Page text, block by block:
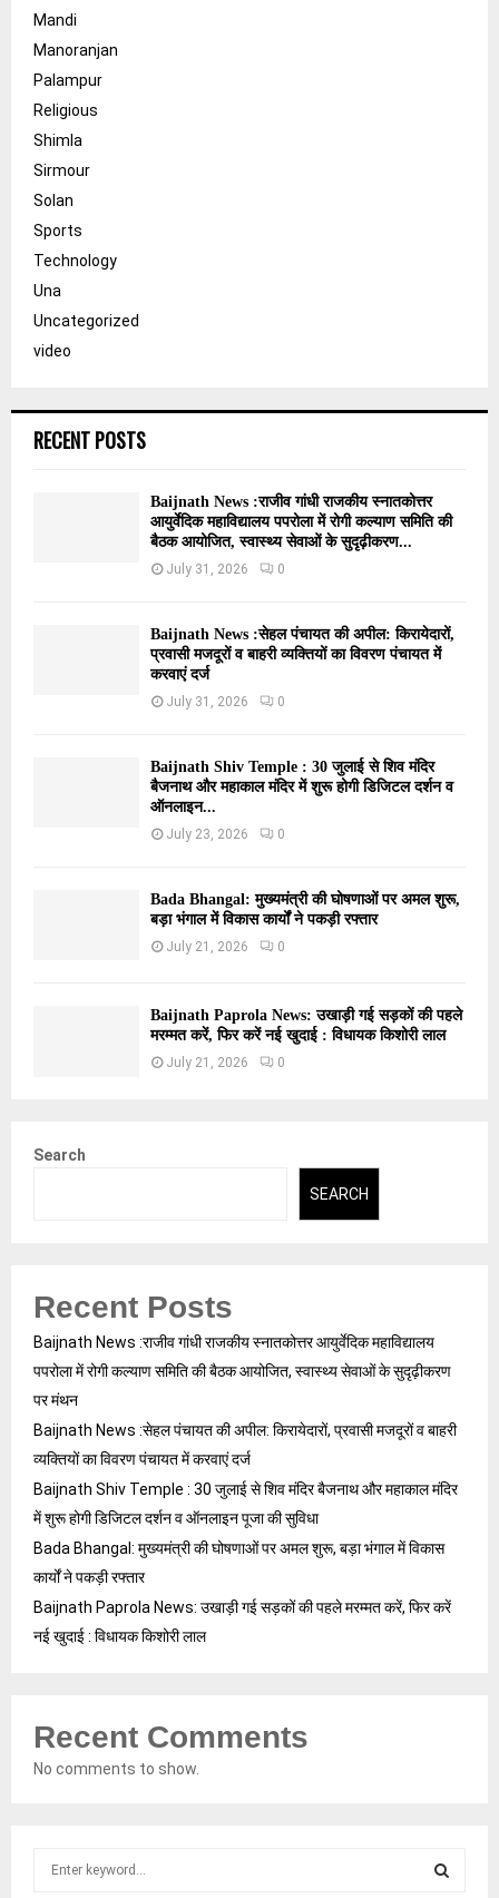
Mandi
Manoranjan
Palampur
Religious
Shimla
Sirmour
Solan
Sports
Technology
Una
Uncategorized
video
RECENT POSTS
Baijnath News :राजीव गांधी राजकीय स्नातकोत्तर
आयुर्वेदिक महाविद्यालय पपरोला में रोगी कल्याण समिति की
बैठक आयोजित, स्वास्थ्य सेवाओं के सुदृढ़ीकरण...
July 31, 2026 0
Baijnath News :सेहल पंचायत की अपील: किरायेदारों,
प्रवासी मजदूरों व बाहरी व्यक्तियों का विवरण पंचायत में
करवाएं दर्ज
July 31, 2026 0
Baijnath Shiv Temple : 30 जुलाई से शिव मंदिर
बैजनाथ और महाकाल मंदिर में शुरू होगी डिजिटल दर्शन व
ऑनलाइन...
July 23, 2026 0
Bada Bhangal: मुख्यमंत्री की घोषणाओं पर अमल शुरू,
बड़ा भंगाल में विकास कार्यों ने पकड़ी रफ्तार
July 21, 2026 0
Baijnath Paprola News: उखाड़ी गई सड़कों की पहले
मरम्मत करें, फिर करें नई खुदाई : विधायक किशोरी लाल
July 21, 2026 0
Search
SEARCH
Recent Posts
Baijnath News :राजीव गांधी राजकीय स्नातकोत्तर आयुर्वेदिक महाविद्यालय
पपरोला में रोगी कल्याण समिति की बैठक आयोजित, स्वास्थ्य सेवाओं के सुदृढ़ीकरण
पर मंथन
Baijnath News :सेहल पंचायत की अपील: किरायेदारों, प्रवासी मजदूरों व बाहरी
व्यक्तियों का विवरण पंचायत में करवाएं दर्ज
Baijnath Shiv Temple : 30 जुलाई से शिव मंदिर बैजनाथ और महाकाल मंदिर
में शुरू होगी डिजिटल दर्शन व ऑनलाइन पूजा की सुविधा
Bada Bhangal: मुख्यमंत्री की घोषणाओं पर अमल शुरू, बड़ा भंगाल में विकास
कार्यों ने पकड़ी रफ्तार
Baijnath Paprola News: उखाड़ी गई सड़कों की पहले मरम्मत करें, फिर करें
नई खुदाई : विधायक किशोरी लाल
Recent Comments
No comments to show.